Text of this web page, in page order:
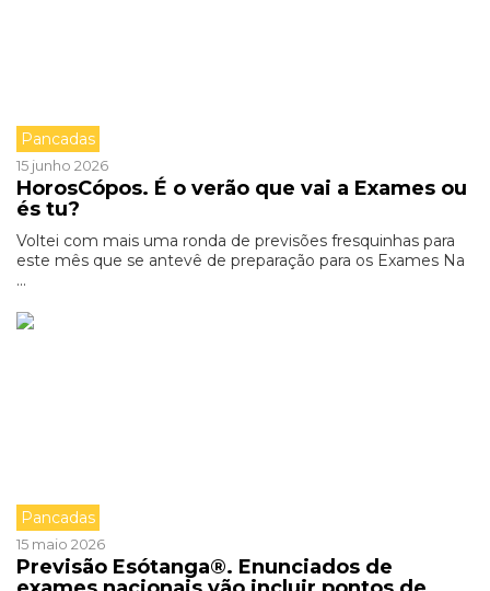
Pancadas
15 junho 2026
HorosCópos. É o verão que vai a Exames ou
és tu?
Voltei com mais uma ronda de previsões fresquinhas para
este mês que se antevê de preparação para os Exames Na
...
Pancadas
15 maio 2026
Previsão Esótanga®. Enunciados de